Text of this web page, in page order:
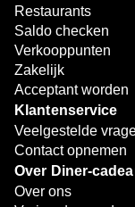
Restaurants
Saldo checken
Verkooppunten
Zakelijk
Acceptant worden
Klantenservice
Veelgestelde
Contact opnemen
Over Diner-
Over ons